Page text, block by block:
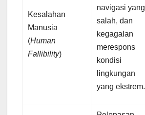
Kesalahan
Manusia
(Human
Fallibility)
navigasi yang
salah, dan
kegagalan
merespons
kondisi
lingkungan
yang ekstrem.